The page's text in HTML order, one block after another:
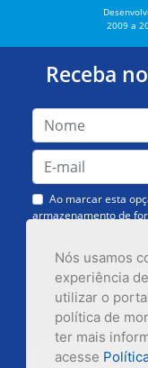
Nós usamos
experiência
utilizar o
política de
ter mais
acesse
2009 a
Receba
Ao marcar esta
armazenamento de